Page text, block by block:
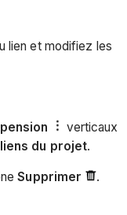
lien et modifiez les
verticaux
du projet.
Supprimer .